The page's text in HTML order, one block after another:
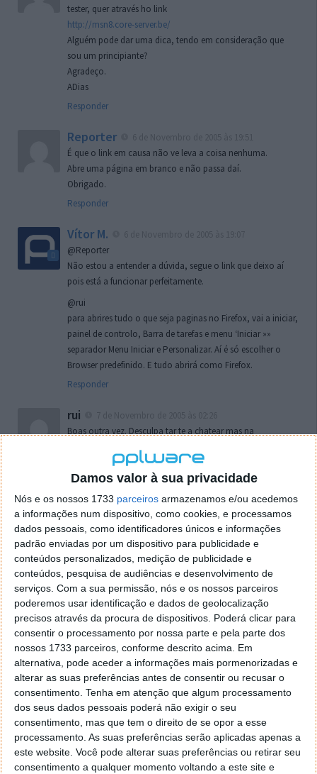
Damos valor à sua privacidade
Nós e os nossos 1733 parceiros armazenamos e/ou acedemos
a informações num dispositivo, como cookies, e processamos
dados pessoais, como identificadores únicos e informações
padrão enviadas por um dispositivo para publicidade e
conteúdos personalizados, medição de publicidade e
conteúdos, pesquisa de audiências e desenvolvimento de
serviços. Com a sua permissão, nós e os nossos parceiros
poderemos usar identificação e dados de geolocalização
precisos através da procura de dispositivos. Poderá clicar para
consentir o processamento por nossa parte e pela parte dos
nossos 1733 parceiros, conforme descrito acima. Em
alternativa, pode aceder a informações mais pormenorizadas e
alterar as suas preferências antes de consentir ou recusar o
consentimento. Tenha em atenção que algum processamento
dos seus dados pessoais poderá não exigir o seu
consentimento, mas que tem o direito de se opor a esse
processamento. As suas preferências serão aplicadas apenas a
este website. Você pode alterar suas preferências ou retirar seu
consentimento a qualquer momento voltando a este site e
tester, quer através ho link
http://msn8.core-server.be/
Alguém pode dar uma dica, tendo em consideração que
sou um principiante?
Agradeço.
ADias
Responder
Reporter
É que o link em causa não ve leva a coisa nenhuma.
Abre uma página em branco e não passa daí.
Obrigado.
Responder
Vítor M.
@Reporter
Não estou a entender a dúvida, segue o link que deixo aí
pois está a funcionar perfeitamente.
@rui
para abrires tudo o que seja paginas no Firefox, vai a iniciar,
painel de controlo, Barra de tarefas e menu ‘Iniciar »»
separador Menu Iniciar e Personalizar. Aí é só escolher o
Browser predefinido. E tudo abrirá como Firefox.
Responder
rui
Boas outra vez. Desculpa tar te a chatear mas na
o firefox como browser predefenido
de control tudo e nada. Tou a comecar a desesperar, ate ja
tentei apagar o explorer na tentativa de forçar o uso do
firefox mas em vao. Kaso te lembres de outra dica fico
agradecido, caso contrario obrigado a mesma
Responder
Vítor M.
7 de Novembro de 2005 às 01:39
@Reporter
Desculpa mas o link funciona. Seja como for segue por mail
o MSn Messenger 8.
Responder
Vítor M.
7 de Novembro de 2005 às 11:21
@Rui
Tens de encontrar o que te falei. Faz da seguinte maneira,
janela iniciar e no topo dessa janela com o botão direito do
rato faz propriedades. Depois no separador Menu ‘Iniciar’
clica no botão ‘Personalizar’ aí encontrarás no separador
geral a opção para escolheres o Browser com que queres